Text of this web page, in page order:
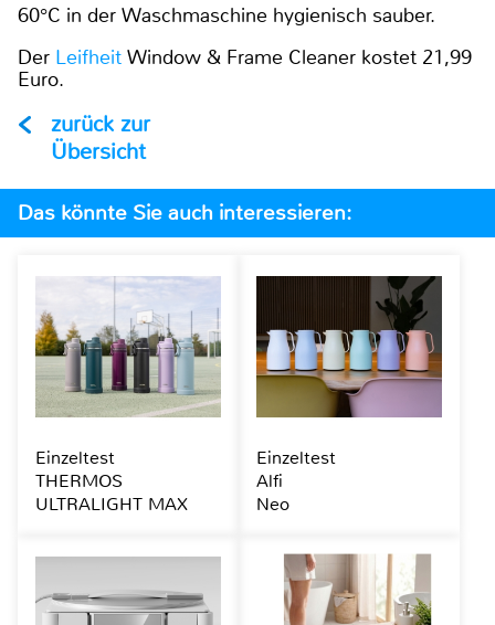
60°C in der Waschmaschine hygienisch sauber.
Der Leifheit Window & Frame Cleaner kostet 21,99
Euro.
zurück zur
Übersicht
Das könnte Sie auch interessieren:
Einzeltest
THERMOS
ULTRALIGHT MAX
Einzeltest
Alfi
Neo